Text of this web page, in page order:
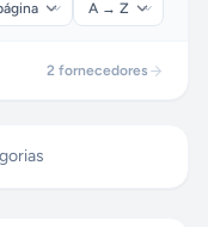
2 fornecedores